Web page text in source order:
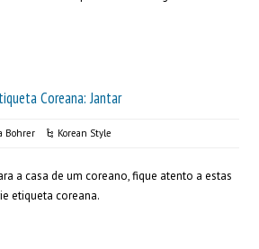
Coreana: Jantar
Bohrer Korean Style
a casa de um coreano, fique atento a estas
etiqueta coreana.